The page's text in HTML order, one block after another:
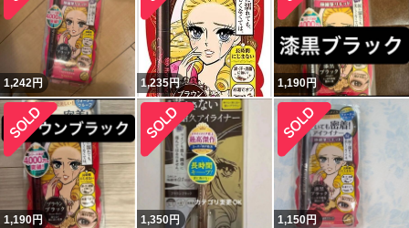
1,242円 1,235円 1,190円
1,190円 1,350円 1,150円